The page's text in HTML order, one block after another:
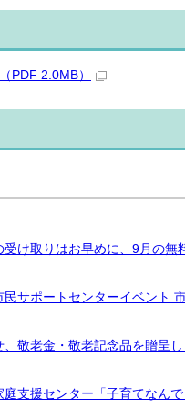
PDF 2.0MB）
け取りはお早めに、9月の無
サポートセンターイベント
敬老金・敬老記念品を贈呈し
支援センター「子育てなん